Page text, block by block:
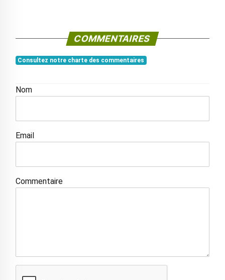
COMMENTAIRES
Consultez notre charte des commentaires
Nom
Email
Commentaire